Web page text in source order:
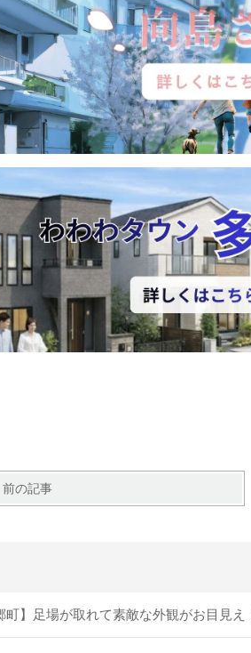
前の記事
町】足場が取れて素敵な外観がお目見